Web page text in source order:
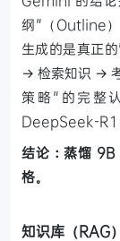
纲"（Outline）
生成的是真正
→ 检索知识 →
策略"的完整
DeepSeek-R1
结论：蒸馏
格。
知识库（RAG